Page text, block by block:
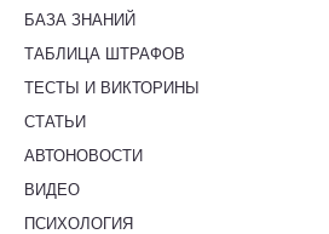
БАЗА ЗНАНИЙ
ТАБЛИЦА ШТРАФОВ
ТЕСТЫ И ВИКТОРИНЫ
СТАТЬИ
АВТОНОВОСТИ
ВИДЕО
ПСИХОЛОГИЯ